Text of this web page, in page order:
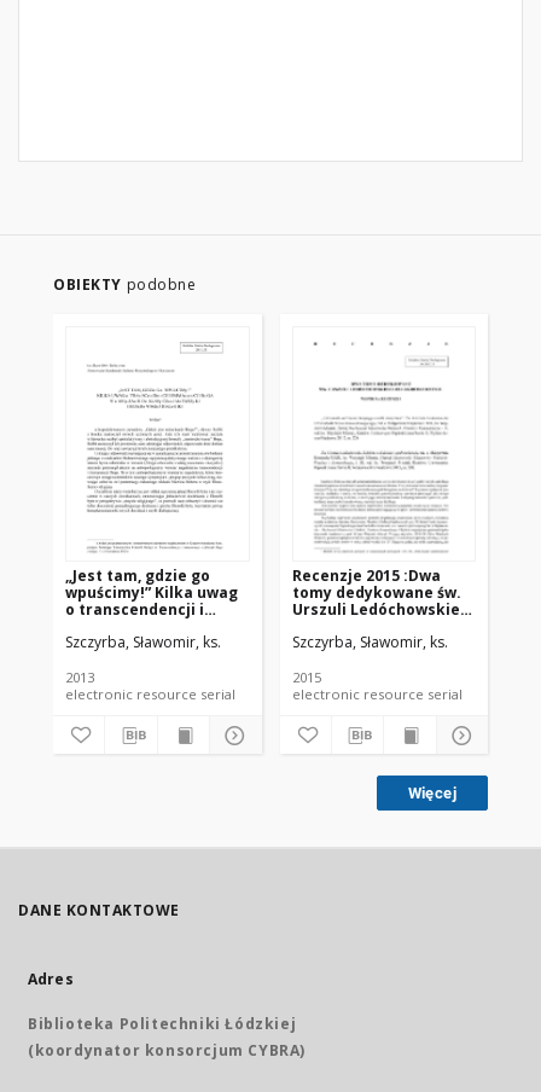
OBIEKTY podobne
„Jest tam, gdzie go
wpuścimy!” Kilka uwag
o transcendencji i
nawiązaniu do
Buberowskiej dialogiki
Szczyrba, Sławomir, ks.
2013
electronic resource serial
Recenzje 2015 :Dwa
tomy dedykowane św.
Urszuli Ledóchowskiej i
Szczyrba, Sławomir, ks.
2015
electronic resource serial
Więcej
DANE KONTAKTOWE
Adres
Biblioteka Politechniki Łódzkiej
(koordynator konsorcjum CYBRA)